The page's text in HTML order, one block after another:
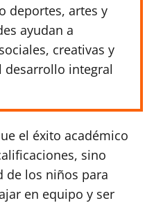
deportes, artes y
ayudan a
creativas y
desarrollo integral
el éxito académico
sino
de los niños para
en equipo y ser